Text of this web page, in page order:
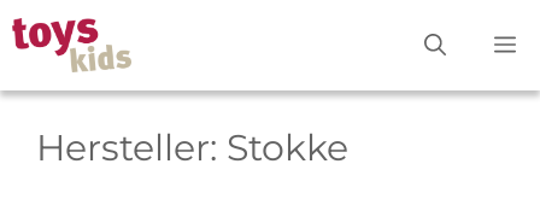
Zum
Inhalt
springen
Hersteller: Stokke